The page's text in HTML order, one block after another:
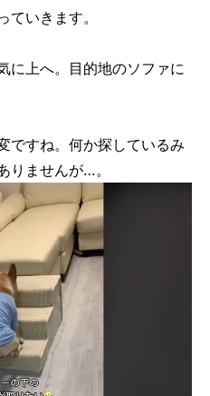
いきます。
に上へ。目的地のソファに
ですね。何か探しているみ
りませんが…。